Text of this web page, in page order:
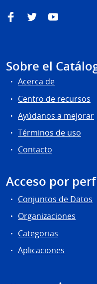
FacebookTwitterYouTube
Sobre el
Acerca de
Centro de recursos
Ayúdanos a mejorar
Términos de uso
Contacto
Acceso por
Conjuntos de Datos
Organizaciones
Categorias
Aplicaciones